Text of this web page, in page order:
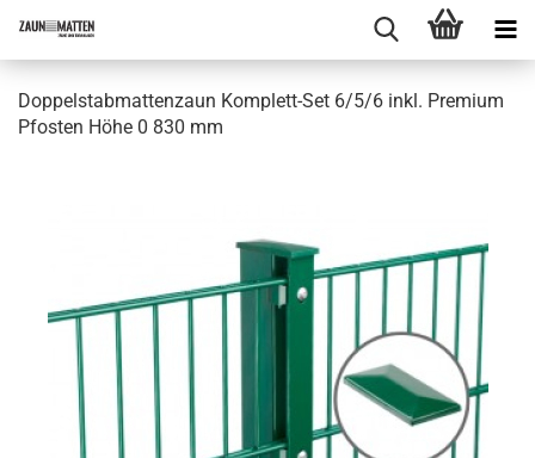
Doppelstabmattenzaun Komplett-Set 6/5/6 inkl. Premium
Pfosten Höhe 0 830 mm